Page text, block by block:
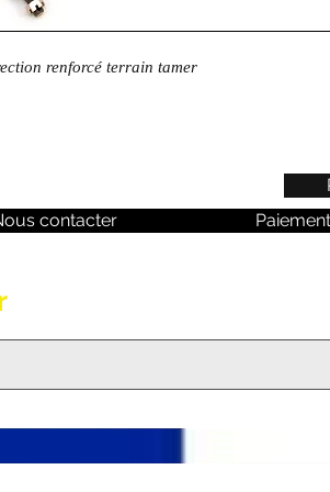
renforcé terrain tamer
contacter Paiement